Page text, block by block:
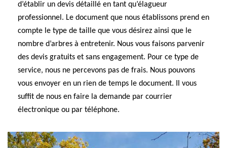
d’établir un devis détaillé en tant qu’élagueur
professionnel. Le document que nous établissons prend en
compte le type de taille que vous désirez ainsi que le
nombre d’arbres à entretenir. Nous vous faisons parvenir
des devis gratuits et sans engagement. Pour ce type de
service, nous ne percevons pas de frais. Nous pouvons
vous envoyer en un rien de temps le document. Il vous
suffit de nous en faire la demande par courrier
électronique ou par téléphone.